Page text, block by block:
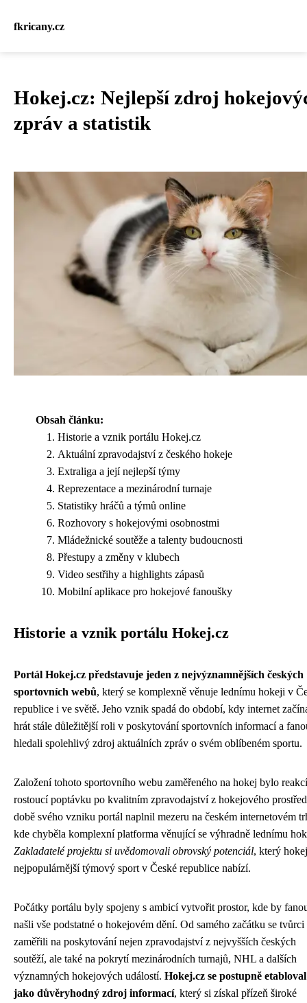
fkricany.cz
Hokej.cz: Nejlepší zdroj
zpráv a statistik
Obsah článku:
Historie a vznik portálu Hokej.cz
Aktuální zpravodajství z českého hokeje
Extraliga a její nejlepší týmy
Reprezentace a mezinárodní turnaje
Statistiky hráčů a týmů online
Rozhovory s hokejovými osobnostmi
Mládežnické soutěže a talenty budoucnosti
Přestupy a změny v klubech
Video sestřihy a highlights zápasů
Mobilní aplikace pro hokejové fanoušky
Historie a vznik portálu Hokej.cz
Portál Hokej.cz představuje jeden z nejvýznamnějších českých
sportovních webů, který se komplexně věnuje lednímu hokeji v
republice i ve světě. Jeho vznik spadá do období, kdy internet
hrát stále důležitější roli v poskytování sportovních informací a
hledali spolehlivý zdroj aktuálních zpráv o svém oblíbeném sportu.
Založení tohoto sportovního webu zaměřeného na hokej bylo
rostoucí poptávku po kvalitním zpravodajství z hokejového
době svého vzniku portál naplnil mezeru na českém internetovém
kde chyběla komplexní platforma věnující se výhradně lednímu
Zakladatelé projektu si uvědomovali obrovský potenciál, který
nejpopulárnější týmový sport v České republice nabízí.
Počátky portálu byly spojeny s ambicí vytvořit prostor, kde by
našli vše podstatné o hokejovém dění. Od samého začátku se tvůrci
zaměřili na poskytování nejen zpravodajství z nejvyšších českých
soutěží, ale také na pokrytí mezinárodních turnajů, NHL a dalších
významných hokejových událostí. Hokej.cz se postupně etabloval
jako důvěryhodný zdroj informací, který si získal přízeň široké